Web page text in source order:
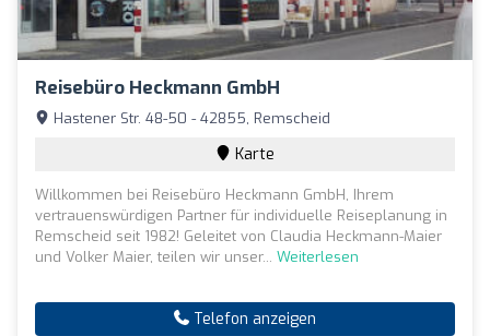
Reisebüro Heckmann GmbH
Hastener Str. 48-50 - 42855, Remscheid
Karte
Willkommen bei Reisebüro Heckmann GmbH, Ihrem
vertrauenswürdigen Partner für individuelle Reiseplanung in
Remscheid seit 1982! Geleitet von Claudia Heckmann-Maier
und Volker Maier, teilen wir unser... Weiterlesen
Telefon anzeigen